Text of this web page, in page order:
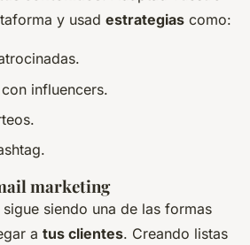
y usad estrategias como:
influencers.
marketing
sigue siendo una de las formas
a tus clientes. Creando listas